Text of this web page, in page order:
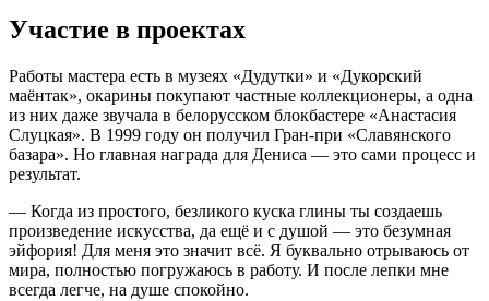
Участие в проектах
Работы мастера есть в музеях «Дудутки» и «Дукорский
маёнтак», окарины покупают частные коллекционеры, а одна
из них даже звучала в белорусском блокбастере «Анастасия
Слуцкая». В 1999 году он получил Гран-при «Славянского
базара». Но главная награда для Дениса — это сами процесс и
результат.
— Когда из простого, безликого куска глины ты создаешь
произведение искусства, да ещё и с душой — это безумная
эйфория! Для меня это значит всё. Я буквально отрываюсь от
мира, полностью погружаюсь в работу. И после лепки мне
всегда легче, на душе спокойно.